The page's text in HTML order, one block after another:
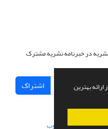
بهترین
نشریه در خبرنامه نشریه مشترک
اشتراک
پیاده سازی از سیناوب